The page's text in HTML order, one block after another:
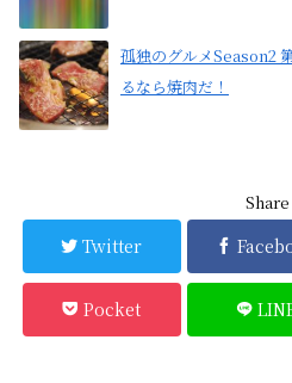
孤独のグルメSeason2
るなら焼肉だ！
Share
Twitter
Pocket